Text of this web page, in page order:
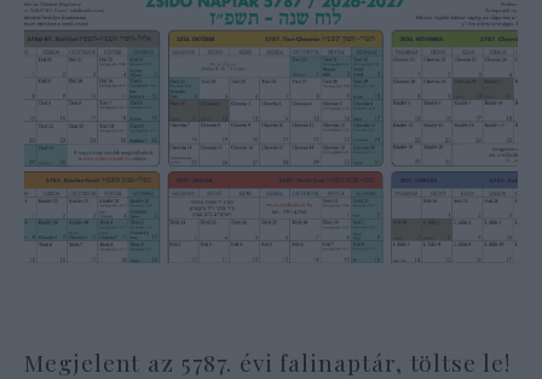
Megjelent az 5787. évi falinaptár, töltse le!